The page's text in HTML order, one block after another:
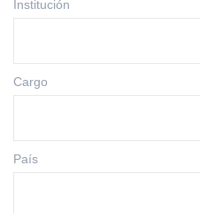
Institución
Cargo
País